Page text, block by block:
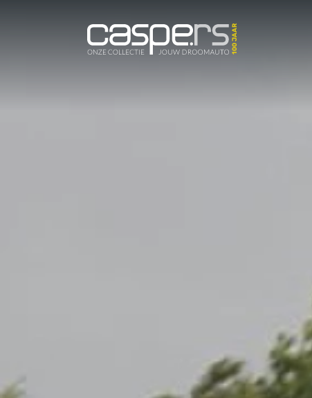
De Caspers